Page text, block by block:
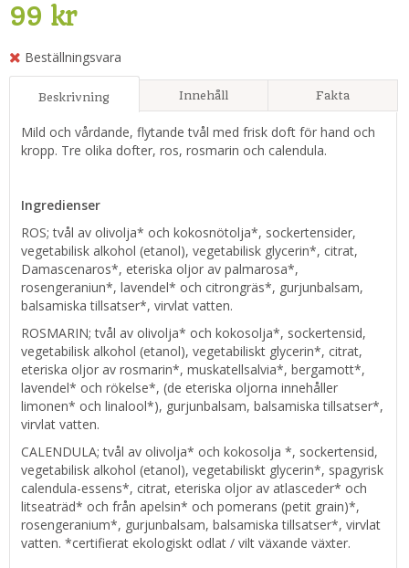
99 kr
Beställningsvara
Beskrivning Innehåll Fakta
Mild och vårdande, flytande tvål med frisk doft för hand och
kropp. Tre olika dofter, ros, rosmarin och calendula.
Ingredienser
ROS; tvål av olivolja* och kokosnötolja*, sockertensider,
vegetabilisk alkohol (etanol), vegetabilisk glycerin*, citrat,
Damascenaros*, eteriska oljor av palmarosa*,
rosengeraniun*, lavendel* och citrongräs*, gurjunbalsam,
balsamiska tillsatser*, virvlat vatten.
ROSMARIN; tvål av olivolja* och kokosolja*, sockertensid,
vegetabilisk alkohol (etanol), vegetabiliskt glycerin*, citrat,
eteriska oljor av rosmarin*, muskatellsalvia*, bergamott*,
lavendel* och rökelse*, (de eteriska oljorna innehåller
limonen* och linalool*), gurjunbalsam, balsamiska tillsatser*,
virvlat vatten.
CALENDULA; tvål av olivolja* och kokosolja *, sockertensid,
vegetabilisk alkohol (etanol), vegetabiliskt glycerin*, spagyrisk
calendula-essens*, citrat, eteriska oljor av atlasceder* och
litseaträd* och från apelsin* och pomerans (petit grain)*,
rosengeranium*, gurjunbalsam, balsamiska tillsatser*, virvlat
vatten. *certifierat ekologiskt odlat / vilt växande växter.